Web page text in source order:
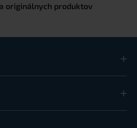
originálnych produktov